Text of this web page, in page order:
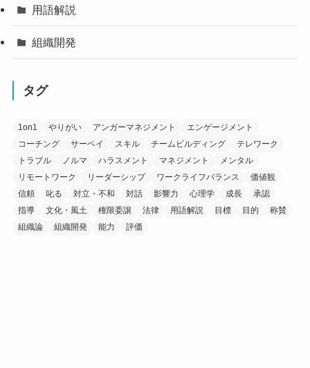
用語解説
組織開発
タグ
1on1 やりがい アンガーマネジメント
エンゲージメント
コーチング
サーベイ スキル チームビルディング
テレワーク
トラブル
ノルマ ハラスメント マネジメント
メンタル
リモートワーク
リーダーシップ ワークライフバランス
価値観
信頼
叱る 対立・不和 対話 影響力 心理学 成長
承認
指導
文化・風土 権限委譲 法律 用語解説 目標 目的
称賛
組織論
組織開発 能力 評価